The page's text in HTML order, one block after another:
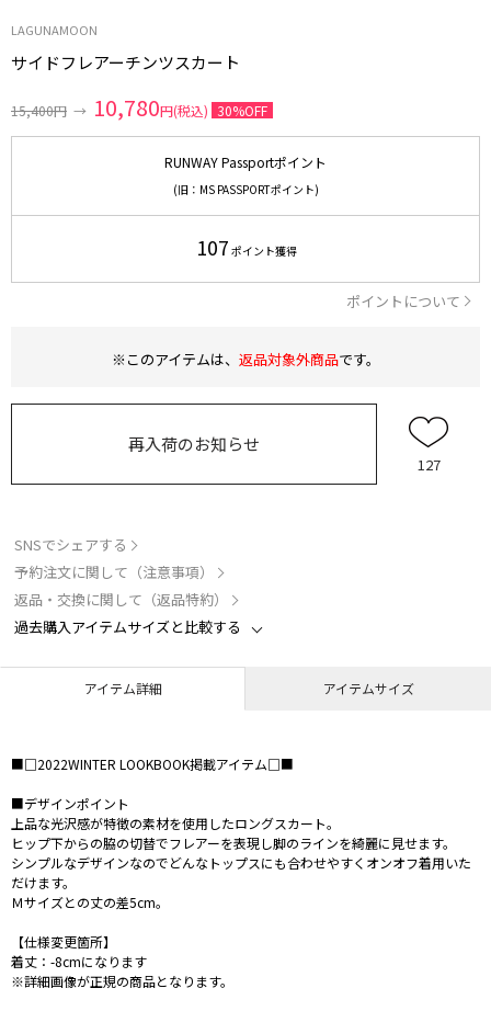
LAGUNAMOON
サイドフレアーチンツスカート
15,400円 → 10,780円(税込) 30%OFF
RUNWAY Passportポイント
(旧：MS PASSPORTポイント)
107 ポイント獲得
ポイントについて
※このアイテムは、 返品対象外商品です。
再入荷のお知らせ
127
SNSでシェアする
予約注文に関して（注意事項）
返品・交換に関して（返品特約）
過去購入アイテムサイズと比較する
アイテム詳細 アイテムサイズ
■□2022WINTER LOOKBOOK掲載アイテム□■
■デザインポイント
上品な光沢感が特徴の素材を使用したロングスカート。
ヒップ下からの脇の切替でフレアーを表現し脚のラインを綺麗に見せます。
シンプルなデザインなのでどんなトップスにも合わせやすくオンオフ着用いた
だけます。
Ｍサイズとの丈の差5cm。
【仕様変更箇所】
着丈：-8cmになります
※詳細画像が正規の商品となります。